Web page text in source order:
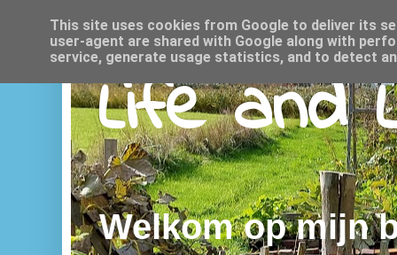
Life and
Welkom op mijn
This site uses cookies from Google to deliver its
user-agent are shared with Google along with
service, generate usage statistics, and to detect